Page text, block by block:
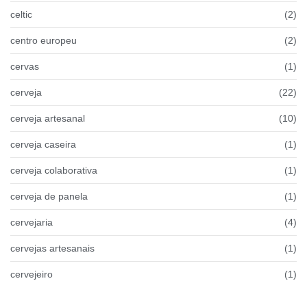
celtic (2)
centro europeu (2)
cervas (1)
cerveja (22)
cerveja artesanal (10)
cerveja caseira (1)
cerveja colaborativa (1)
cerveja de panela (1)
cervejaria (4)
cervejas artesanais (1)
cervejeiro (1)